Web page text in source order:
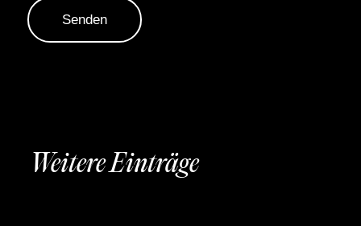
Weitere Einträge